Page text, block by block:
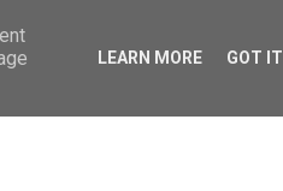
LEARN MORE GOT IT